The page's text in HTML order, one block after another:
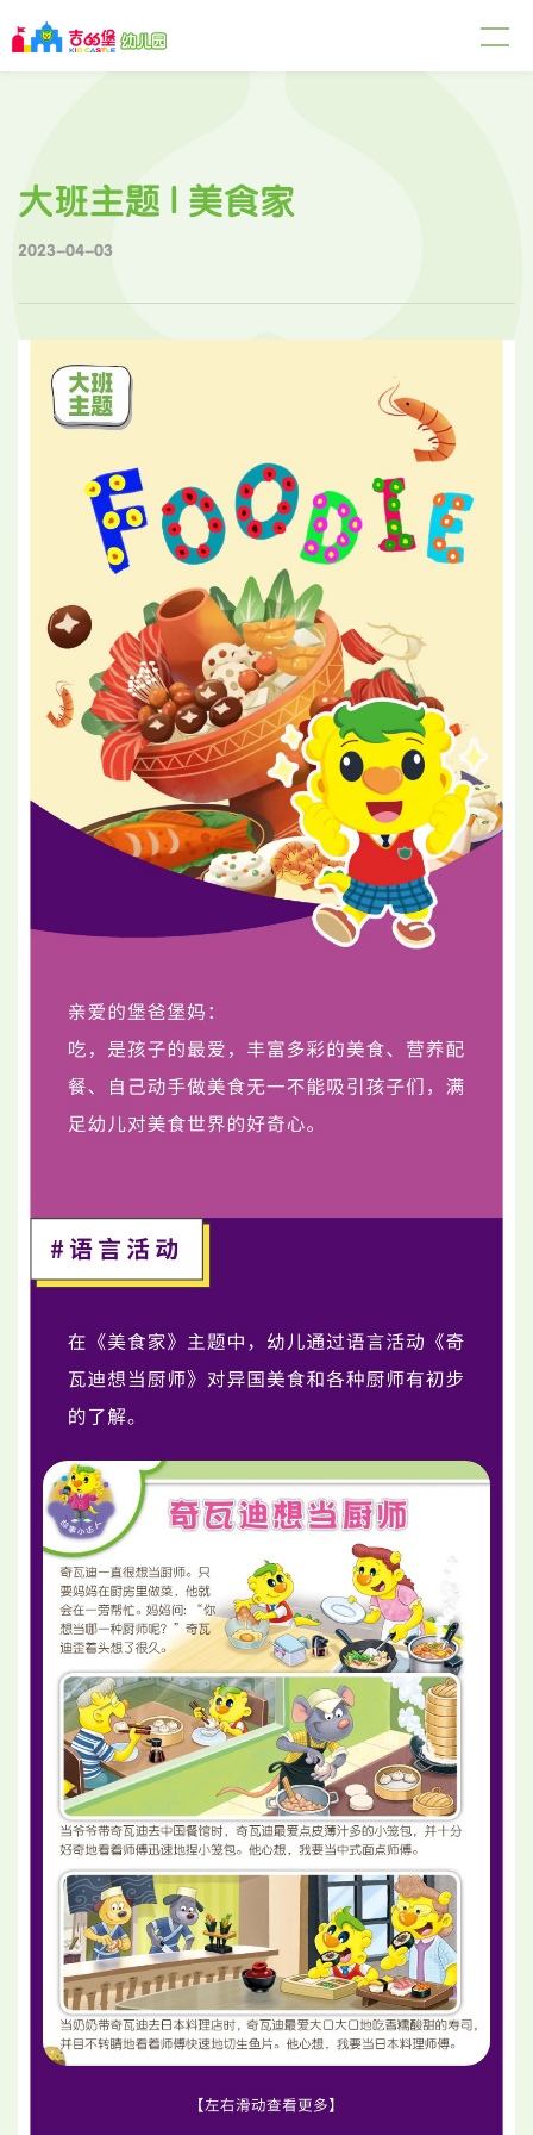
大班主题 | 美食家
2023-04-03